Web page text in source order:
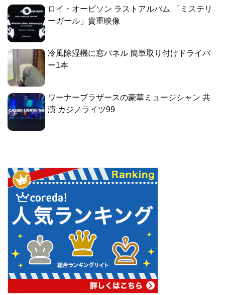
ロイ・オービソン ラストアルバム 「ミステリ
ーガール」貴重映像
冷風除湿機に窓パネル 簡単取り付けドライバ
ー1本
ワーナーブラザースの豪華ミュージシャン 共
演 カジノライツ99